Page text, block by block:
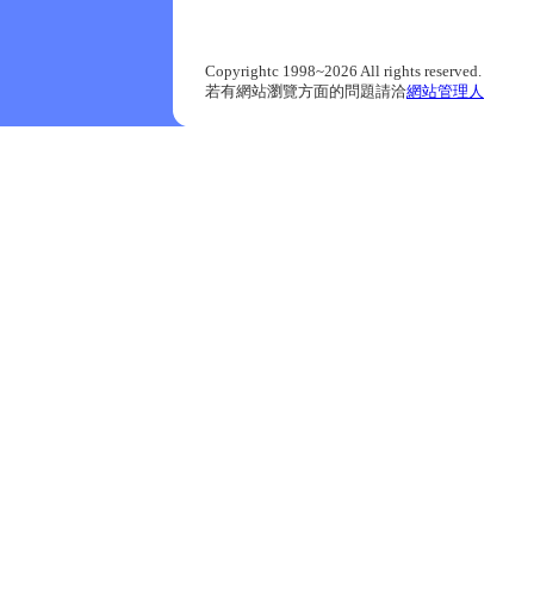
Copyrightc 1998~2026 All rights reserved.
若有網站瀏覽方面的問題請洽網站管理人